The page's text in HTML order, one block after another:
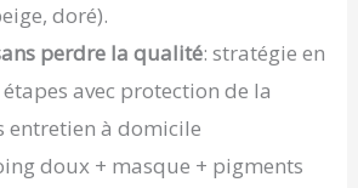
doré).
perdre la qualité: stratégie en
avec protection de la
entretien à domicile
doux + masque + pigments